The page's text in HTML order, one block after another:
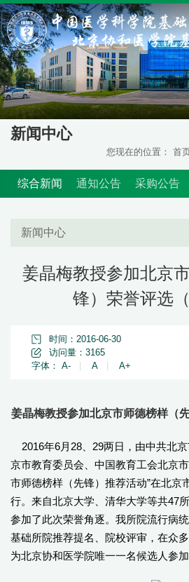
新闻中心
您现在的位置： 首
综合新闻 通知公告 采购公告
新闻中心
姜晶梅教授参加北京
锋）荣誉评选（
时间：2016-06-30
访问量： 3165
字体： A- A A+
姜晶梅教授参加北京市师德榜样（
2016年6月28、29两日，由中共北
京市教育委员会、中国教育工会北京
市师德榜样（先锋）推荐活动”在北京
行。来自北京大学、清华大学等共47
参加了此次荣誉角逐。我所院流行病
基础所院推荐提名、院校评审，在众
为北京协和医学院唯一一名候选人参加